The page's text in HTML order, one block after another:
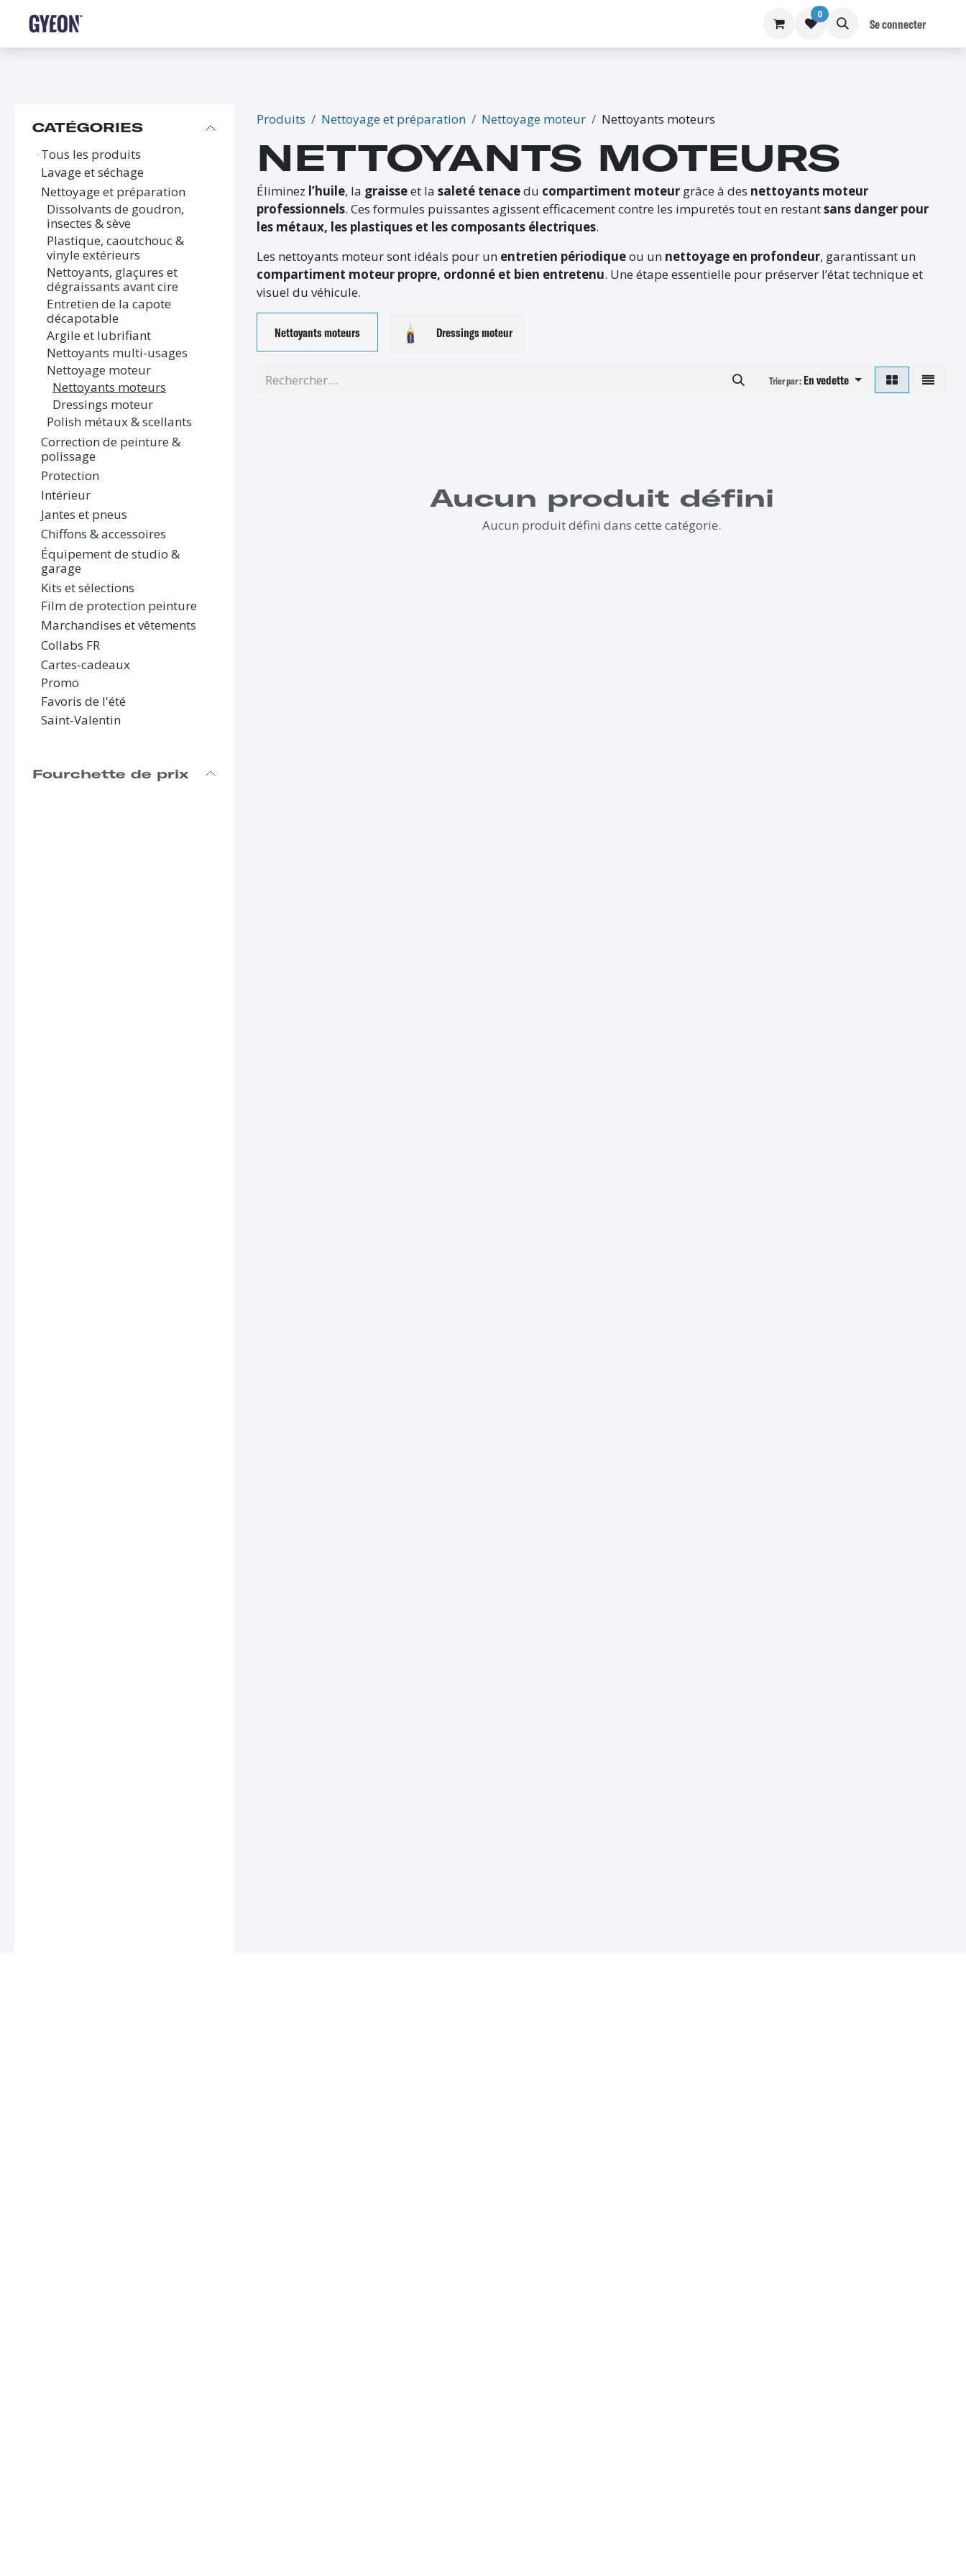
0
Se connecter
CATÉGORIES
Tous les produits
Lavage et séchage
Nettoyage et préparation
Dissolvants de goudron,
insectes & sève
Plastique, caoutchouc &
vinyle extérieurs
Nettoyants, glaçures et
dégraissants avant cire
Entretien de la capote
décapotable
Argile et lubrifiant
Nettoyants multi-usages
Nettoyage moteur
Nettoyants moteurs
Dressings moteur
Polish métaux & scellants
Correction de peinture &
polissage
Protection
Intérieur
Jantes et pneus
Chiffons & accessoires
Équipement de studio &
garage
Kits et sélections
Film de protection peinture
Marchandises et vêtements
Collabs FR
Cartes-cadeaux
Promo
Favoris de l'été
Saint-Valentin
Fourchette de prix
Produits Nettoyage et préparation Nettoyage moteur Nettoyants moteurs
NETTOYANTS MOTEURS
Éliminez l’huile, la graisseet la saleté tenacedu compartiment moteur grâce à des nettoyants moteur
professionnels. Ces formules puissantes agissent efficacement contre les impuretés tout en restantsans danger pour
les métaux, les plastiques et les composants électriques.
Les nettoyants moteur sont idéals pour un entretien périodiqueou un nettoyage en profondeur, garantissant un
compartiment moteur propre, ordonné et bien entretenu. Une étape essentielle pour préserver l’état technique et
visuel du véhicule.
Nettoyants moteurs Dressings moteur
Trier par :En vedette
Aucun produit défini
Aucun produit défini dans cette catégorie.